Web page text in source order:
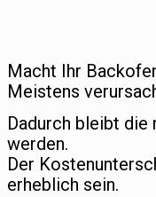
Macht Ihr
Meistens
Dadurch bleibt
werden.
Der
erheblich sein.